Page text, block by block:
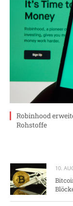
Robinhood
Rohstoffe
10.